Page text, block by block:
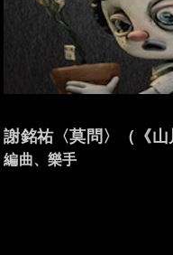
謝銘祐〈莫問〉（《山
編曲、樂手